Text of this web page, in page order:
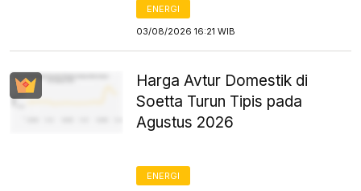
ENERGI
03/08/2026 16:21 WIB
Harga Avtur Domestik di
Soetta Turun Tipis pada
Agustus 2026
ENERGI